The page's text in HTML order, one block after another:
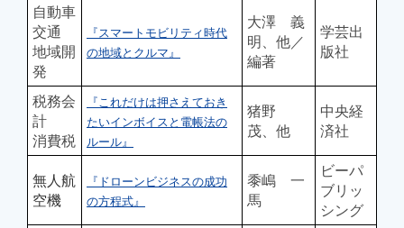
自動車
交通
地域開
発
『スマートモビリティ時代
の地域とクルマ』
大澤 義
明、他／
編著
学芸出
版社
税務会
計
消費税
『これだけは押さえておき
たいインボイスと電帳法の
ルール』
猪野
茂、他
中央経
済社
無人航
空機
『ドローンビジネスの成功
の方程式』
黍嶋 一
馬
ビーパ
ブリッ
シング